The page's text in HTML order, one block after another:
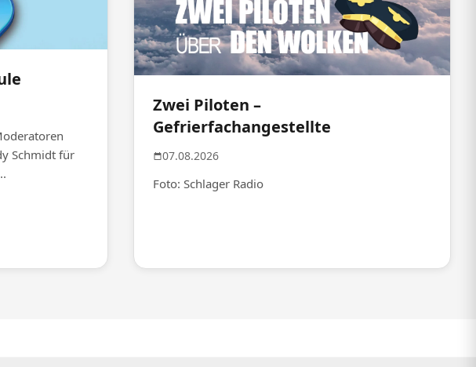
Schmidt für
Zwei Piloten –
Gefrierfachangestellte
07.08.2026
Foto: Schlager Radio